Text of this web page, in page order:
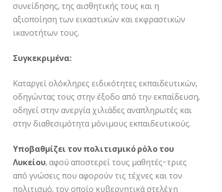
συνείδησης, της αισθητικής τους και η
αξιοποίηση των εικαστικών και εκφραστικών
ικανοτήτων τους.
Συγκεκριμένα:
Καταργεί ολόκληρες ειδικότητες εκπαιδευτικών,
οδηγώντας τους στην έξοδο από την εκπαίδευση,
οδηγεί στην ανεργία χιλιάδες αναπληρωτές και
στην διαθεσιμότητα μόνιμους εκπαιδευτικούς.
Υποβαθμίζει τον πολιτισμικό ρόλο του
Λυκείου, αφού αποστερεί τους μαθητές-τριες
από γνώσεις που αφορούν τις τέχνες και τον
πολιτισμό, τον οποίο κυβερνητικά στελέχη